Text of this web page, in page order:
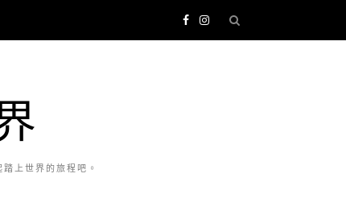
上世界的旅程吧。